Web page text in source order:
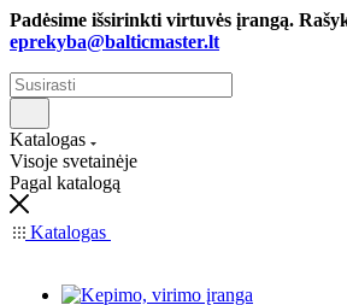
Padėsime išsirinkti virtuvės įrangą.
eprekyba@balticmaster.lt
Katalogas
Visoje svetainėje
Pagal katalogą
Katalogas